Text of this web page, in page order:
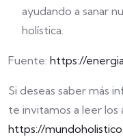
ayudando a sanar
holística.
Fuente: https://
Si deseas saber más
te invitamos a leer
https://